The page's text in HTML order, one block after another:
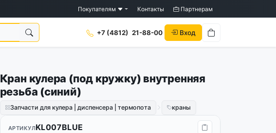
Покупателям Контакты Партнерам
+7 (4812) 21-88-00 Вход
Кран кулера (под кружку) внутренняя
резьба (синий)
Запчасти для кулера | диспенсера | термопота краны
АРТИКУЛKL007BLUE